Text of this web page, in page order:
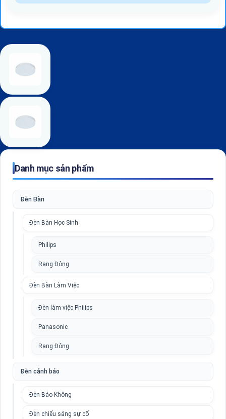
Danh mục sản phẩm
Đèn Bàn
Đèn Bàn Học Sinh
Philips
Rạng Đông
Đèn Bàn Làm Việc
Đèn làm việc Philips
Panasonic
Rạng Đông
Đèn cảnh báo
Đèn Báo Không
Đèn chiếu sáng sự cố